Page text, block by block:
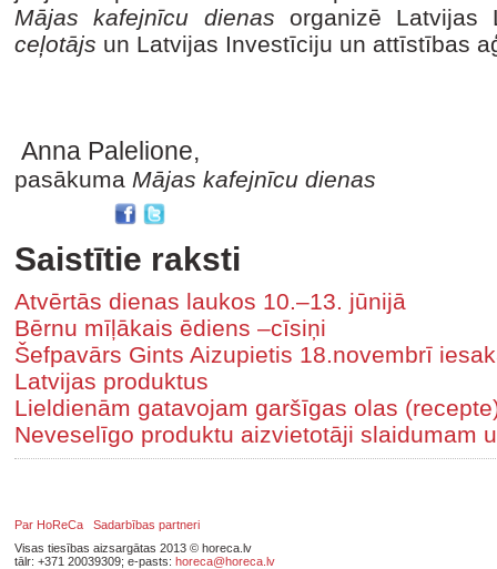
Mājas kafejnīcu dienas organizē Latvijas
ceļotājs un Latvijas Investīciju un attīstības
Anna Palelione,
pasākuma Mājas kafejnīcu dienas
Saistītie raksti
Atvērtās dienas laukos 10.–13. jūnijā
Bērnu mīļākais ēdiens –cīsiņi
Šefpavārs Gints Aizupietis 18.novembrī
Latvijas produktus
Lieldienām gatavojam garšīgas olas
Neveselīgo produktu aizvietotāji slaidumam
Par HoReCa
Sadarbības partneri
Visas tiesības aizsargātas 2013 © horeca.lv
tālr: +371 20039309; e-pasts: horeca@horeca.lv